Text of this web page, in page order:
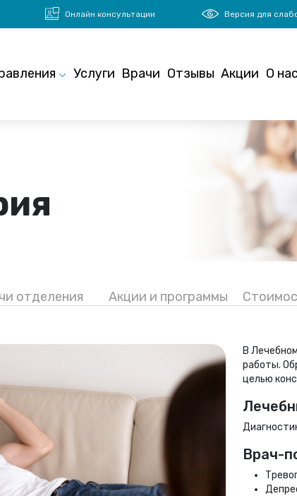
Онлайн консультации Версия для
Услуги Врачи Отзывы Акции О нас
отделения Акции и программы
В
работы.
целью
Врач-